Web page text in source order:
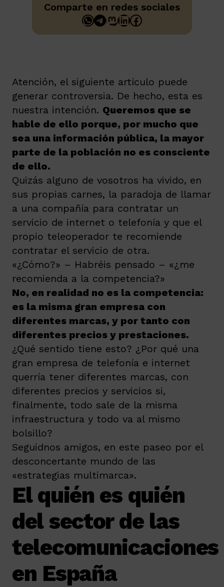
Comparte en redes sociales
WhatsApp
Telegram
Mastodon
LinkedIn
Facebook
Atención, el siguiente artículo puede
generar controversia. De hecho, esta es
nuestra intención. Queremos que se
hable de ello porque, por mucho que
sea una información pública, la mayor
parte de la población no es consciente
de ello.
Quizás alguno de vosotros ha vivido, en
sus propias carnes, la paradoja de llamar
a una compañía para contratar un
servicio de internet o telefonía y que el
propio teleoperador te recomiende
contratar el servicio de otra.
«¿Cómo?» – Habréis pensado – «¿me
recomienda a la competencia?»
No, en realidad no es la competencia:
es la misma gran empresa con
diferentes marcas, y por tanto con
diferentes precios y prestaciones.
¿Qué sentido tiene esto? ¿Por qué una
gran empresa de telefonía e internet
querría tener diferentes marcas, con
diferentes precios y servicios si,
finalmente, todo sale de la misma
infraestructura y todo va al mismo
bolsillo?
Seguidnos amigos, en este paseo por el
desconcertante mundo de las
«estrategias multimarca».
El quién es quién
del sector de las
telecomunicaciones
en España